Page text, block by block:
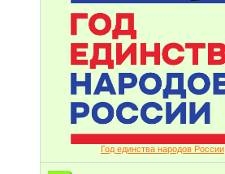
Год единства народов России